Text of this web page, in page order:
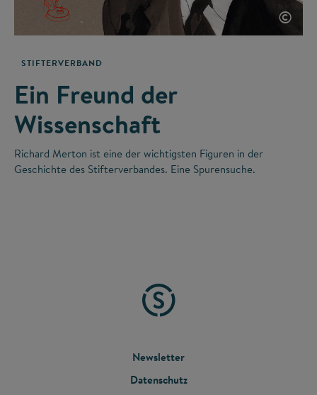
©
STIFTERVERBAND
Ein Freund der
Wissenschaft
Richard Merton ist eine der wichtigsten Figuren in der
Geschichte des Stifterverbandes. Eine Spurensuche.
FOOTER
MENU
Newsletter
Datenschutz